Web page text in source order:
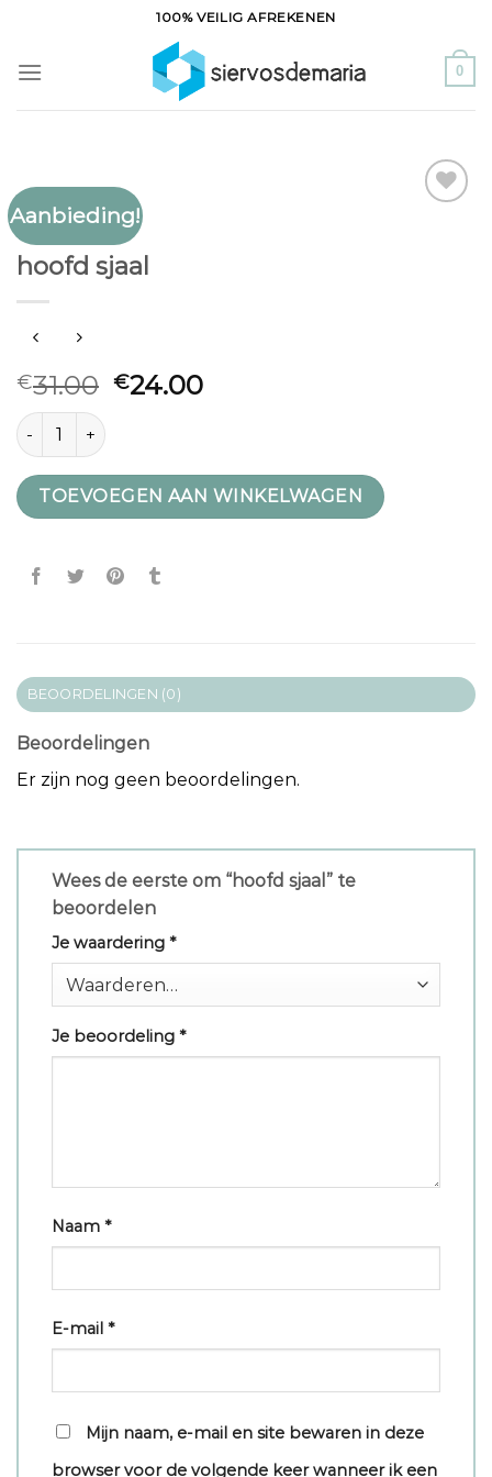
inhoud
100% VEILIG AFREKENEN
0
Aanbieding!
HOOFD SJAAL
hoofd sjaal
€31.00 €24.00
hoofd sjaal aantal
TOEVOEGEN AAN WINKELWAGEN
BEOORDELINGEN (0)
Beoordelingen
Er zijn nog geen beoordelingen.
Wees de eerste om “hoofd sjaal” te
beoordelen
Je waardering *
Je beoordeling *
Naam *
E-mail *
Mijn naam, e-mail en site bewaren in deze
browser voor de volgende keer wanneer ik een